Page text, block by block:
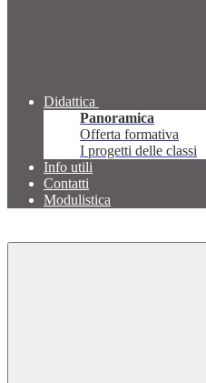
Didattica
Panoramica
Offerta formativa
I progetti delle classi
Info utili
Contatti
Modulistica